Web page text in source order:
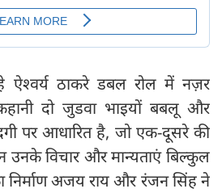
ऐश्वर्य ठाकरे डबल रोल में नज़र
दो जुडवा भाइयों बबलू और
पर आधारित है, जो एक-दूसरे की
उनके विचार और मान्यताएं बिल्कुल
अजय राय और रंजन सिंह ने